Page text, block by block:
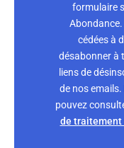
formulaire
Abondance.
cédées à
désabonner à
liens de
de nos
pouvez
de traitement